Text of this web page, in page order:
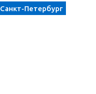
Санкт-Петербург